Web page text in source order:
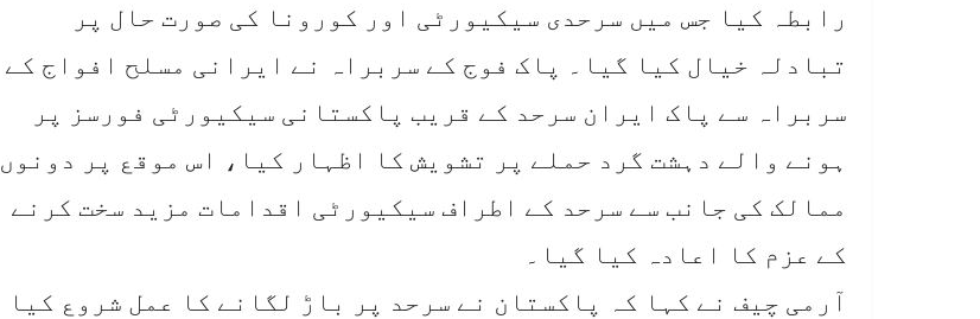
رابطہ کیا جس میں سرحدی سیکیورٹی اور کورونا کی صورت حال پر
تبادلہ خیال کیا گیا۔ پاک فوج کے سربراہ نے ایرانی مسلح افواج کے
سربراہ سے پاک ایران سرحد کے قریب پاکستانی سیکیورٹی فورسز پر
ہونے والے دہشت گرد حملے پر تشویش کا اظہار کیا، اس موقع پر دونوں
ممالک کی جانب سے سرحد کے اطراف سیکیورٹی اقدامات مزید سخت کرنے
کے عزم کا اعادہ کیا گیا۔
آرمی چیف نے کہا کہ پاکستان نے سرحد پر باڑ لگانے کا عمل شروع کیا